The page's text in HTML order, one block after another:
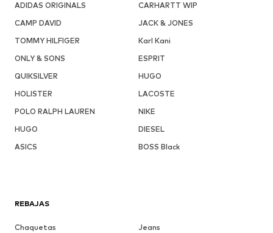
ADIDAS ORIGINALS
CARHARTT WIP
CAMP DAVID
JACK & JONES
TOMMY HILFIGER
Karl Kani
ONLY & SONS
ESPRIT
QUIKSILVER
HUGO
HOLISTER
LACOSTE
POLO RALPH LAUREN
NIKE
HUGO
DIESEL
ASICS
BOSS Black
REBAJAS
Chaquetas
Jeans